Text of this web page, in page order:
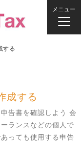
メニュー
する
成する
告書を確認しよう 会
ランスなどの個人で
っても使用する申告